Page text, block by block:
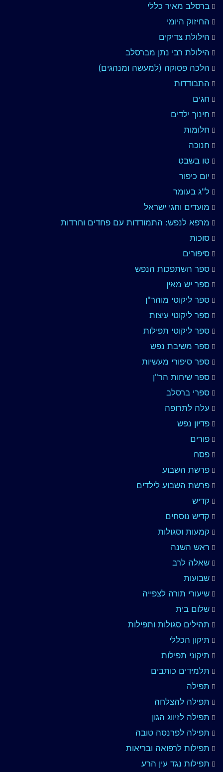
ברסלב מאיר כללי
החיזוק היומי
הילולת צדיקים
הילולת רבי נתן מברסלב
הלכה פסוקה (למעשה ומנהגים)
התבודדות
חגים
חינוך ילדים
חלומות
חנוכה
טו בשבט
יום כיפור
ל"ג בעומר
מועדים וחגי ישראל
מרפא לנפש: התמודדות עם פחדים וחרדות
סוכות
סיפורים
ספר השתפכות הנפש
ספר יש מאין
ספר ליקוטי מוהר"ן
ספר ליקוטי עיצות
ספר ליקוטי תפילות
ספר משיבת נפש
ספר סיפורי מעשיות
ספר שיחות הר"ן
ספרי ברסלב
עלה לתרופה
פדיון נפש
פורים
פסח
פרשת השבוע
פרשת השבוע לילדים
קדיש
קדיש נוסחים
קמעות וסגולות
ראש השנה
שאלה לרב
שבועות
שיעורי תורה לצפייה
שלום בית
תהילים סגולות ותפילות
תיקון הכללי
תיקוני תפילות
תלמידים כותבים
תפילה
תפילה להצלחה
תפילה לזיווג הגון
תפילה לפרנסה טובה
תפילות לרפואה ובריאות
תפילות נגד עין הרע